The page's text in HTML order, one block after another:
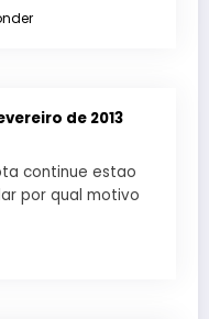
de 2013
continue estao
por qual motivo